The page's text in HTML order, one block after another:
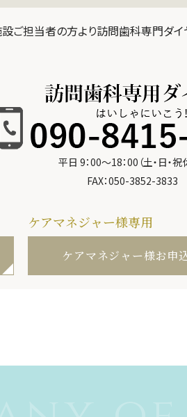
設ご担当者の方より訪問歯科専門ダイ
平日 9：00～18：00（土・日・祝
FAX：050-3852-3833
ケアマネジャー様専用
ケアマネジャー様お申